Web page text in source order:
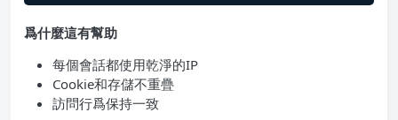
爲什麼這有幫助
每個會話都使用乾淨的IP
Cookie和存儲不重疊
訪問行爲保持一致